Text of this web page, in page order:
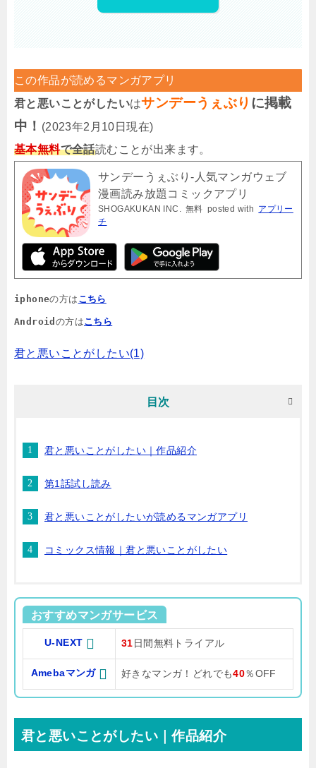
この作品が読めるマンガアプリ
君と悪いことがしたいはサンデーうぇぶり に掲載
中！ (2023年2月10日現在)
基本無料で全話読むことが出来ます。
サンデーうぇぶり-人気マンガウェブ
漫画読み放題コミックアプリ
SHOGAKUKAN INC. 無料 posted with アプリー
チ
iphoneの方は こちら
Android の方はこちら
君と悪いことがしたい(1)
目次
君と悪いことがしたい｜作品紹介
第1話試し読み
君と悪いことがしたいが読めるマンガアプリ
コミックス情報｜君と悪いことがしたい
おすすめマンガサービス
U-NEXT 31 日間無料トライアル
Amebaマンガ 好きなマンガ！どれでも40％OFF
君と悪いことがしたい｜作品紹介